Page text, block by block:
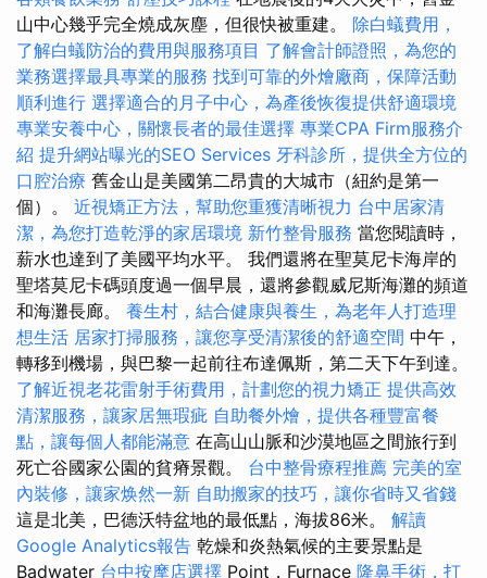
山中心幾乎完全燒成灰塵，但很快被重建。 除白蟻費用，
了解白蟻防治的費用與服務項目 了解會計師證照，為您的
業務選擇最具專業的服務 找到可靠的外燴廠商，保障活動
順利進行 選擇適合的月子中心，為產後恢復提供舒適環境
專業安養中心，關懷長者的最佳選擇 專業CPA Firm服務介
紹 提升網站曝光的SEO Services 牙科診所，提供全方位的
口腔治療 舊金山是美國第二昂貴的大城市（紐約是第一
個）。 近視矯正方法，幫助您重獲清晰視力 台中居家清
潔，為您打造乾淨的家居環境 新竹整骨服務 當您閱讀時，
薪水也達到了美國平均水平。 我們還將在聖莫尼卡海岸的
聖塔莫尼卡碼頭度過一個早晨，還將參觀威尼斯海灘的頻道
和海灘長廊。 養生村，結合健康與養生，為老年人打造理
想生活 居家打掃服務，讓您享受清潔後的舒適空間 中午，
轉移到機場，與巴黎一起前往布達佩斯，第二天下午到達。
了解近視老花雷射手術費用，計劃您的視力矯正 提供高效
清潔服務，讓家居無瑕疵 自助餐外燴，提供各種豐富餐
點，讓每個人都能滿意 在高山山脈和沙漠地區之間旅行到
死亡谷國家公園的貧瘠景觀。 台中整骨療程推薦 完美的室
內裝修，讓家焕然一新 自助搬家的技巧，讓你省時又省錢
這是北美，巴德沃特盆地的最低點，海拔86米。 解讀
Google Analytics報告 乾燥和炎熱氣候的主要景點是
Badwater 台中按摩店選擇 Point，Furnace 隆鼻手術，打